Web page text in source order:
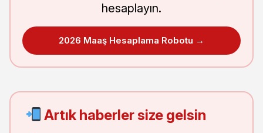
hesaplayın.
2026 Maaş Hesaplama Robotu →
Artık haberler size gelsin